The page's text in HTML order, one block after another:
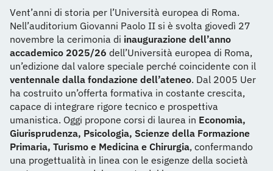
Vent’anni di storia per l’Università europea di Roma.
Nell’auditorium Giovanni Paolo II si è svolta giovedì 27
novembre la cerimonia di inaugurazione dell’anno
accademico 2025/26 dell’Università europea di Roma,
un’edizione dal valore speciale perché coincidente con il
ventennale dalla fondazione dell’ateneo. Dal 2005 Uer
ha costruito un’offerta formativa in costante crescita,
capace di integrare rigore tecnico e prospettiva
umanistica. Oggi propone corsi di laurea in Economia,
Giurisprudenza, Psicologia, Scienze della Formazione
Primaria, Turismo e Medicina e Chirurgia, confermando
una progettualità in linea con le esigenze della società